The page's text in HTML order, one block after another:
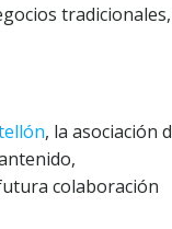
tradicionales,
, la asociación
colaboración